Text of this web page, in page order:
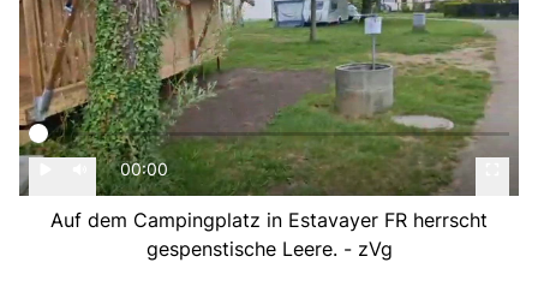
00:00
Auf dem Campingplatz in Estavayer FR herrscht
gespenstische Leere. - zVg